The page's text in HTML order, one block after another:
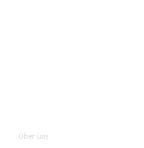
Über uns